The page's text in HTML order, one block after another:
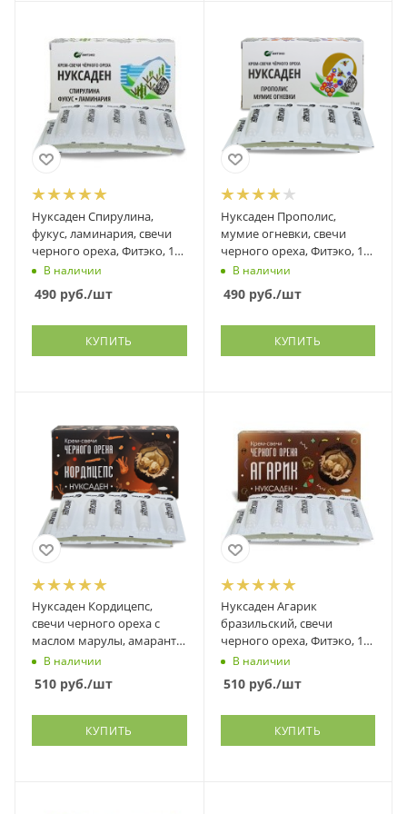
Нуксаден Спирулина,
фукус, ламинария, свечи
черного ореха, Фитэко, 10
штВ наличии
490 руб./шт
КУПИТЬ
Нуксаден Прополис,
мумие огневки, свечи
черного ореха, Фитэко, 10
штВ наличии
490руб./шт
КУПИТЬ
Нуксаден Кордицепс,
свечи черного ореха с
маслом марулы, амаранта
и др., Фитэко, 10 шт
В наличии
510 руб./шт
КУПИТЬ
Нуксаден Агарик
бразильский, свечи
черного ореха, Фитэко, 10
штВ наличии
510руб./шт
КУПИТЬ